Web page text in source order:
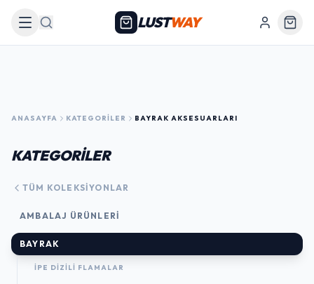
Arama LUSTWAY
ANASAYFA KATEGORILER BAYRAK AKSESUARLARI
KATEGORİLER
TÜM KOLEKSIYONLAR
AMBALAJ ÜRÜNLERI
BAYRAK
İPE DİZİLİ FLAMALAR